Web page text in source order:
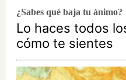
¿Sabes qué baja tu ánimo?
Lo haces todos
cómo te sientes